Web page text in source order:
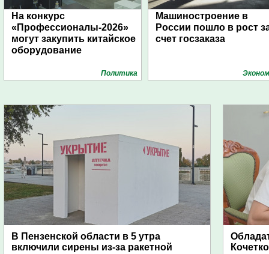
На конкурс
«Профессионалы-2026»
могут закупить китайское
оборудование
Политика
Машиностроение в
России пошло в рост
счет госзаказа
В Пензенской области в 5 утра
включили сирены из-за ракетной